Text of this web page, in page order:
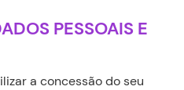
PESSOAIS E
a concessão do seu